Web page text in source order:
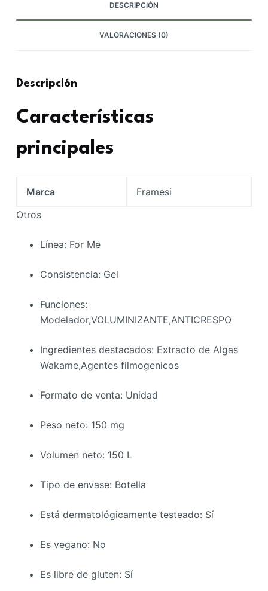
DESCRIPCIÓN
VALORACIONES (0)
Descripción
Características
principales
Marca
Framesi
Otros
Línea: For Me
Consistencia: Gel
Funciones:
Modelador,VOLUMINIZANTE,ANTICRESPO
Ingredientes destacados: Extracto de Algas
Wakame,Agentes filmogenicos
Formato de venta: Unidad
Peso neto: 150 mg
Volumen neto: 150 L
Tipo de envase: Botella
Está dermatológicamente testeado: Sí
Es vegano: No
Es libre de gluten: Sí